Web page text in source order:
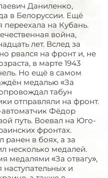
Даниленко,
в Белоруссии. Ещё
переехала на Кубань.
война,
лет. Вслед за
рвался на фронт и, не
в марте 1943
Но ещё в самом
медалью «За
табун
отправляли на фронт.
автоматчик Фёдор
путь. Воевал на Юго-
фронтах.
в боях, а за
несколько медалей.
медалями «За отвагу»,
и